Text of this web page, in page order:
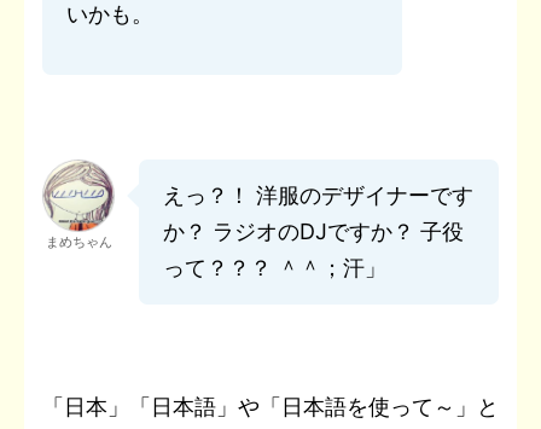
いかも。
まめちゃん
えっ？！ 洋服のデザイナーです
か？ ラジオのDJですか？ 子役
って？？？ ＾＾；汗」
「日本」「日本語」や「日本語を使って～」と